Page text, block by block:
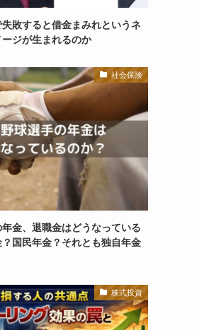
敗すると借金まみれというネ
ジが生まれるのか
社会保険
金、退職金はどうなっている
国民年金？それとも独自年金
株式投資